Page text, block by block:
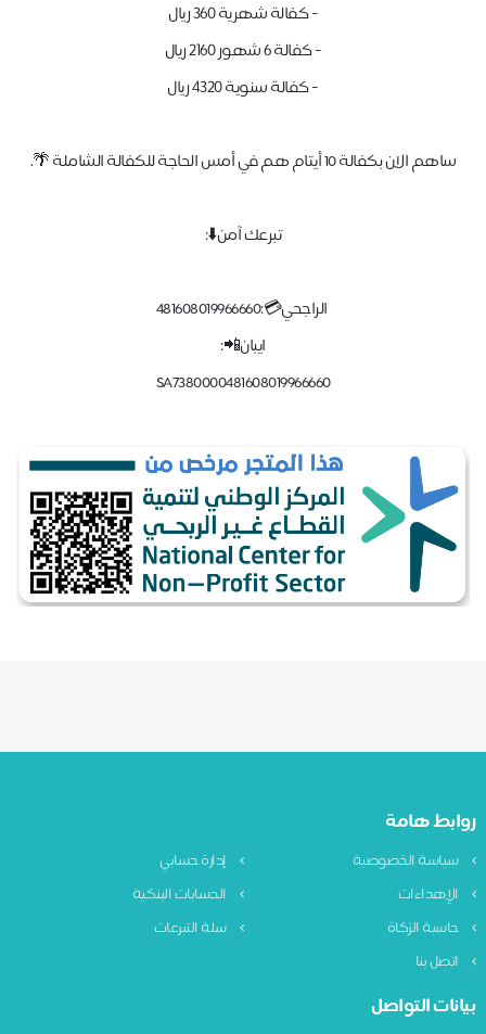
- كفالة شهرية ٣٦٠ ريال
- كفالة ٦ شهور ٢١٦٠ ريال
- كفالة سنوية ٤٣٢٠ ريال
ساهم الان بكفالة 10 أيتام هم في أمس الحاجة للكفالة الشاملة 🌴.
تبرعك آمن⬇️:
الراجحي💳:481608019966660
ايبان📲:
SA7380000481608019966660
روابط هامة
سياسة الخصوصية
إدارة حسابي
الإهداءات
الحسابات البنكية
حاسبة الزكاة
سلة التبرعات
اتصل بنا
بيانات التواصل